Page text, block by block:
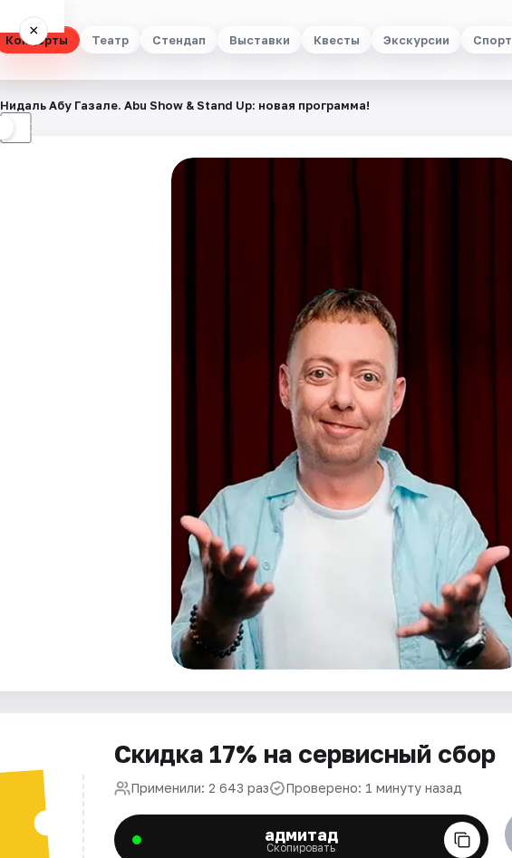
Концерты Театр Стендап Выставки Квесты Экскурсии Спорт
×
☾
Нидаль Абу Газале. Abu Show & Stand Up: новая программа!
Скидка 17% на сервисный сбор
Применили: 2 643 раз Проверено: 1 минуту назад
адмитад
Скопировать